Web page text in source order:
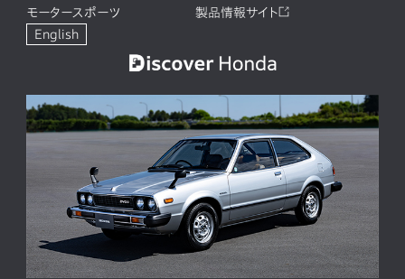
モータースポーツ
製品情報サイト
English